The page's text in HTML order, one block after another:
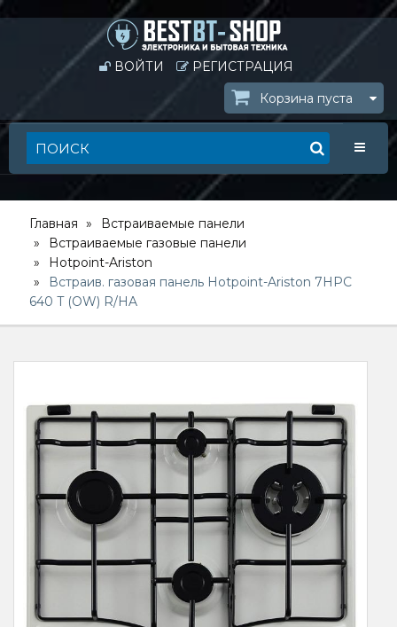
ВОЙТИ
РЕГИСТРАЦИЯ
Корзина пуста
Главная
Встраиваемые панели
Встраиваемые газовые панели
Hotpoint-Ariston
Встраив. газовая панель Hotpoint-Ariston 7HPC
640 T (OW) R/HA